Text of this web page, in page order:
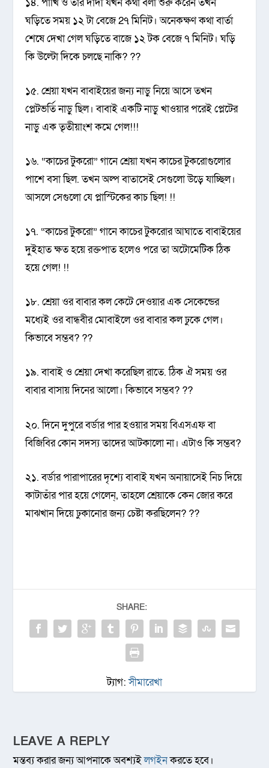
ঘড়িতে সময় ১২ টা বেজে 2৭ মিনিট। অনেকক্ষণ কথা বার্তা
শেষে দেখা গেল ঘড়িতে বাজে ১২ টক বেজে ৭ মিনিট। ঘড়ি
কি উল্টো দিকে চলছে নাকি? ??
১৫. শ্রেয়া যখন বাবাইয়ের জন্য নাড়ু নিয়ে আসে তখন
প্লেটভর্তি নাড়ু ছিল। বাবাই একটি নাড়ু খাওয়ার পরেই প্লেটের
নাড়ু এক তৃতীয়াংশ কমে গেল!!!
১৬. “কাচের টুকরো” গানে শ্রেয়া যখন কাচের টুকরোগুলোর
পাশে বসা ছিল. তখন অল্প বাতাসেই সেগুলো উড়ে যাচ্ছিল।
আসলে সেগুলো যে প্লাস্টিকের কাচ ছিল! !!
১৭. “কাচের টুকরো” গানে কাচের টুকরোর আঘাতে বাবাইয়ের
দুইহাত ক্ষত হয়ে রক্তপাত হলেও পরে তা অটোমেটিক ঠিক
হয়ে গেল! !!
১৮. শ্রেয়া ওর বাবার কল কেটে দেওয়ার এক সেকেন্ডের
মধ্যেই ওর বান্ধবীর মোবাইলে ওর বাবার কল ঢুকে গেল।
কিভাবে সম্ভব? ??
১৯. বাবাই ও শ্রেয়া দেখা করেছিল রাতে. ঠিক ঐ সময় ওর
বাবার বাসায় দিনের আলো। কিভাবে সম্ভব? ??
২০. দিনে দুপুরে বর্ডার পার হওয়ার সময় বিএসএফ বা
বিজিবির কোন সদস্য তাদের আটকালো না। এটাও কি সম্ভব?
২১. বর্ডার পারাপারের দৃশ্যে বাবাই যখন অনায়াসেই নিচ দিয়ে
কাটাতাঁর পার হয়ে গেলেন্‚ তাহলে শ্রেয়াকে কেন জোর করে
মাঝখান দিয়ে ঢুকানোর জন্য চেষ্টা করছিলেন? ??
SHARE:
ট্যাগ:সীমারেখা
LEAVE A REPLY
মন্তব্য করার জন্য আপনাকে অবশ্যইলগইনকরতে হবে।